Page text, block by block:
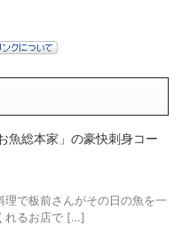
魚総本家」の豪快刺身コー
で板前さんがその日の魚を一
れるお店で […]